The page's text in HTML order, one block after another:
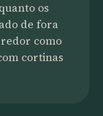
os
de fora
como
cortinas